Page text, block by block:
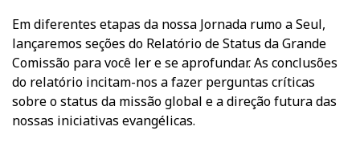
Em diferentes etapas da nossa Jornada rumo a Seul,
lançaremos seções do Relatório de Status da Grande
Comissão para você ler e se aprofundar. As conclusões
do relatório incitam-nos a fazer perguntas críticas
sobre o status da missão global e a direção futura das
nossas iniciativas evangélicas.